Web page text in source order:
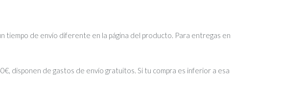
tiempo de envío diferente en la página del producto. Para entregas en
disponen de gastos de envío gratuitos. Si tu compra es inferior a esa